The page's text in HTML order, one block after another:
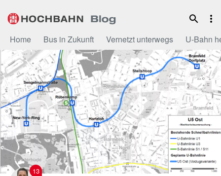
Inhalt
Home Bus in Zukunft Vernetzt unterwegs U-Bahn
13